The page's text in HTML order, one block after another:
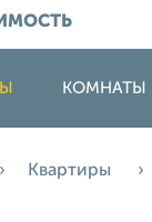
КОМНАТЫ
Квартиры